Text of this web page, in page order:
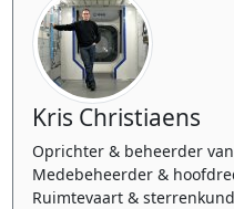
Kris Christiaens
Oprichter & beheerder
Medebeheerder &
Ruimtevaart &